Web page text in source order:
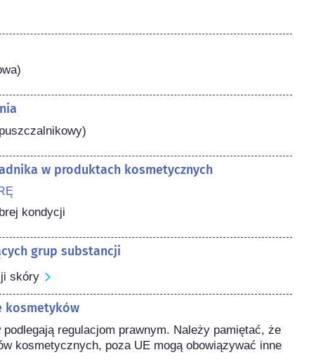
w produktach kosmetycznych
kondycji
grup substancji
skóry
kosmetyków
podlegają regulacjom prawnym. Należy pamiętać, że
kosmetycznych, poza UE mogą obowiązywać inne